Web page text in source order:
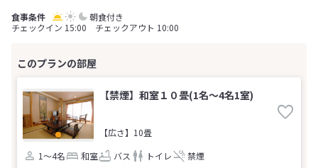
朝食付き
チェックイン 15:00 チェックアウト 10:00
【禁煙】和室１０畳(1名～4名1室)
【広さ】10畳
1～4名
和室 バス トイレ 禁煙